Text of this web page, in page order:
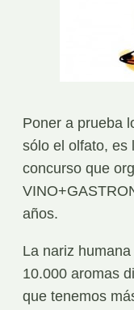
Poner a prueba
sólo el olfato, es
concurso que
años.
La nariz
10.000 aromas
que tenemos